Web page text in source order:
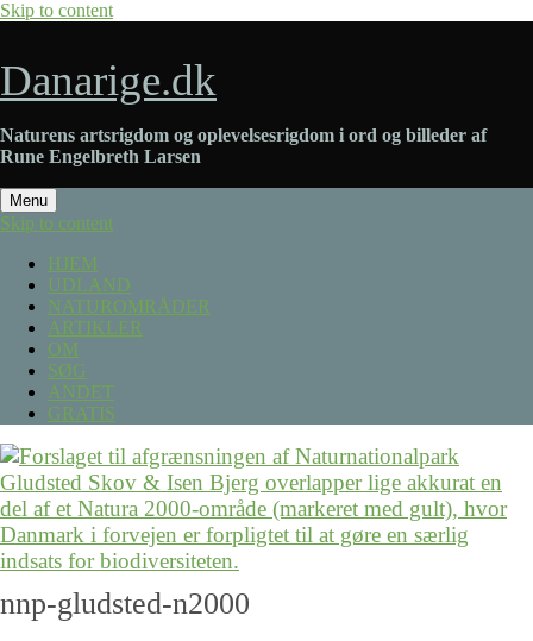
Skip to content
Danarige.dk
Naturens artsrigdom og oplevelsesrigdom i ord og billeder af
Rune Engelbreth Larsen
Menu
Skip to content
HJEM
UDLAND
NATUROMRÅDER
ARTIKLER
OM
SØG
ANDET
GRATIS
nnp-gludsted-n2000